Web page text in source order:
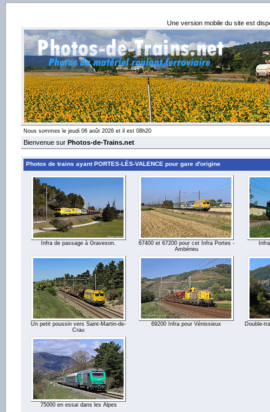
Une version mobile du site est
Nous sommes le jeudi 06 août 2026 et il est 08h20
Bienvenue sur Photos-de-Trains.net
Photos de trains ayant PORTES-LÈS-VALENCE pour gare d'origine
Infra de passage à Graveson.
67400 et 67200 pour cet Infra Portes -
Ambérieu
Un petit poussin vers Saint-Martin-de-
Crau
69200 Infra pour Vénissieux Double-
75000 en essai dans les Alpes